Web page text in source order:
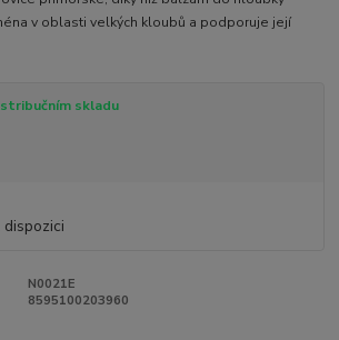
v oblasti velkých kloubů a podporuje její
skladu
N0021E
8595100203960